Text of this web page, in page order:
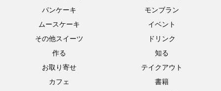
パンケーキ
モンブラン
ムースケーキ
イベント
その他スイーツ
ドリンク
作る
知る
お取り寄せ
テイクアウト
カフェ
書籍